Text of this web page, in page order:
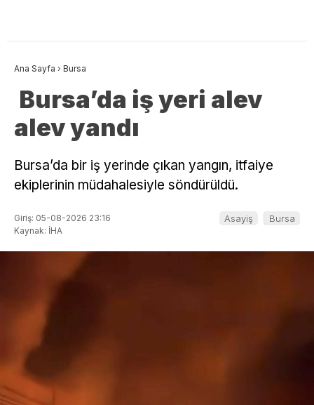
Ana Sayfa › Bursa
Bursa’da iş yeri alev
alev yandı
Bursa’da bir iş yerinde çıkan yangın, itfaiye
ekiplerinin müdahalesiyle söndürüldü.
Giriş: 05-08-2026 23:16
Kaynak: İHA
Asayiş Bursa